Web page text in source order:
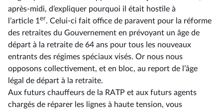
après-midi, d’expliquer pourquoi il était hostile à
l’article 1 er. Celui-ci fait office de paravent pour la réforme
des retraites du Gouvernement en prévoyant un âge de
départ à la retraite de 64 ans pour tous les nouveaux
entrants des régimes spéciaux visés. Or nous nous
opposons collectivement, et en bloc, au report de l’âge
légal de départ à la retraite.
Aux futurs chauffeurs de la RATP et aux futurs agents
chargés de réparer les lignes à haute tension, vous